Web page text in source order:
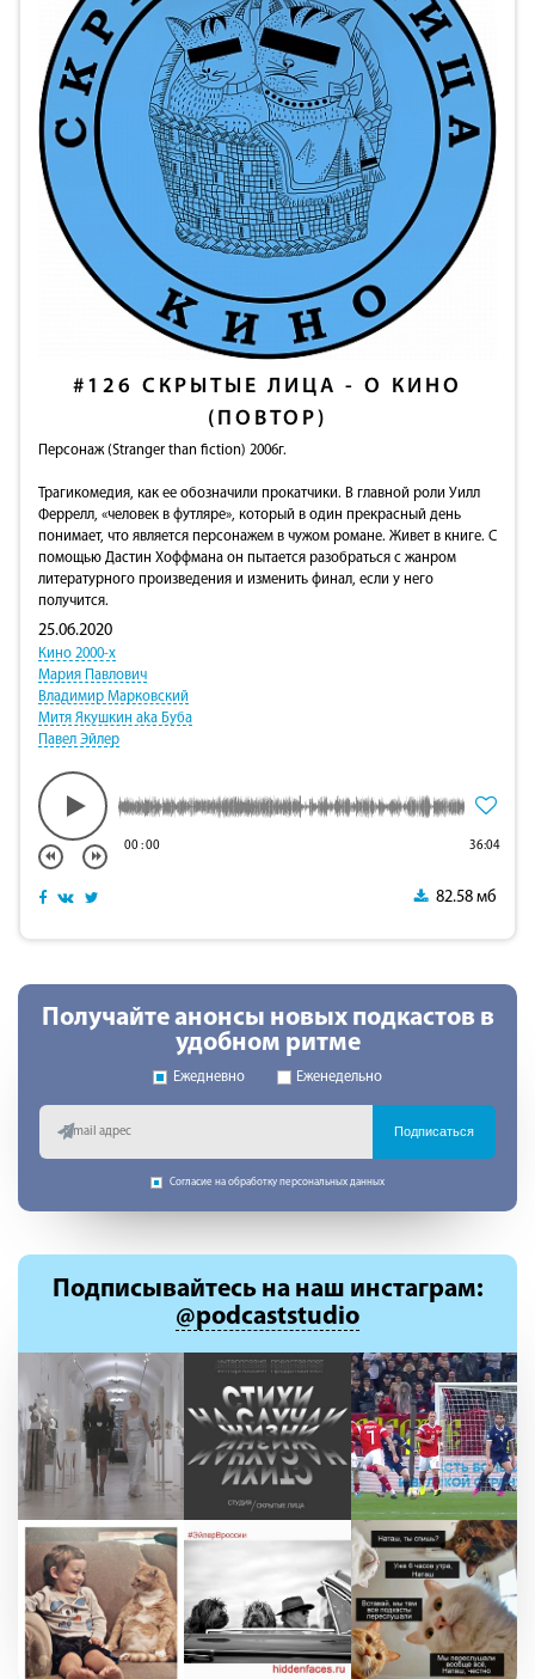
#126 СКРЫТЫЕ ЛИЦА - О КИНО
(ПОВТОР)
Персонаж (Stranger than fiction) 2006г.
Трагикомедия, как ее обозначили прокатчики. В главной роли Уилл
Феррелл, «человек в футляре», который в один прекрасный день
понимает, что является персонажем в чужом романе. Живет в книге. С
помощью Дастин Хоффмана он пытается разобраться с жанром
литературного произведения и изменить финал, если у него
получится.
25.06.2020
Кино 2000-х
Мария Павлович
Владимир Марковский
Митя Якушкин aka Буба
Павел Эйлер
00:00 36:04
82.58 мб
Получайте анонсы новых подкастов в
удобном ритме
Ежедневно Еженедельно
Подписаться
Согласие на обработку персональных данных
Подписывайтесь на наш инстаграм:
@podcaststudio